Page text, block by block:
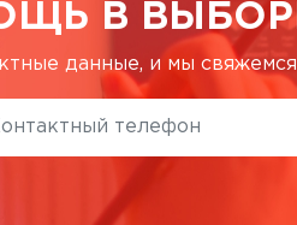
В
данные, и мы